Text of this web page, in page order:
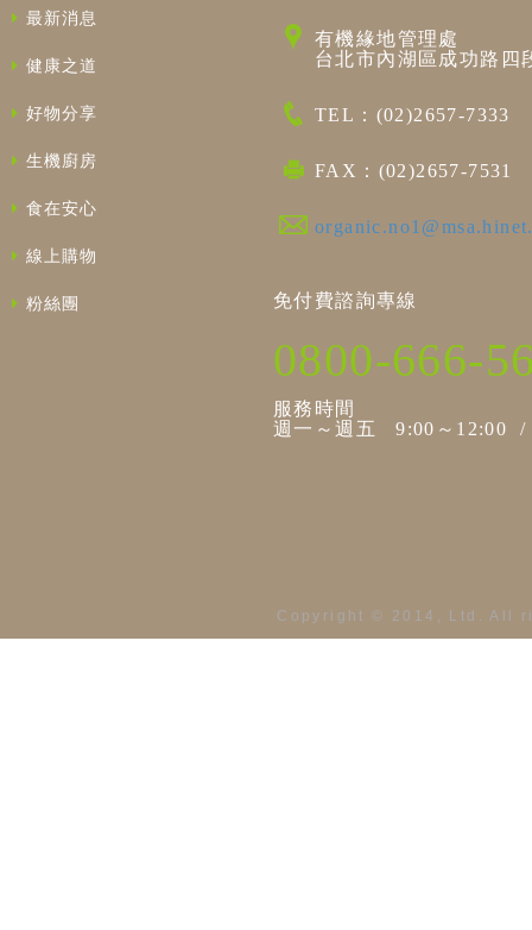
最新消息
健康之道
好物分享
生機廚房
食在安心
線上購物
粉絲團
有機緣地管理處
台北市內湖區成功路四
TEL：(02)2657-7333
FAX：(02)2657-7531
免付費諮詢專線
0800-666-
服務時間
週一～週五 9:00～12:00 /
Copyright © 2014, Ltd.